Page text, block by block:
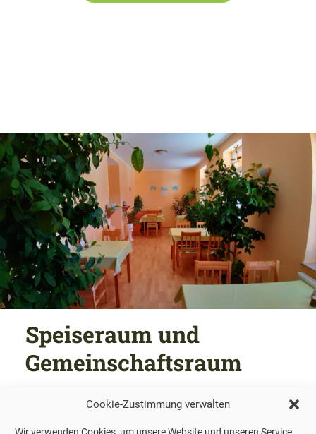
Cookie-Zustimmung verwalten
Speiseraum und
Gemeinschaftsraum
Mikrowelle